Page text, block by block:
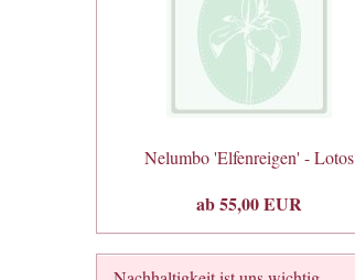
Nelumbo 'Elfenreigen' - Lotos
ab 55,00 EUR